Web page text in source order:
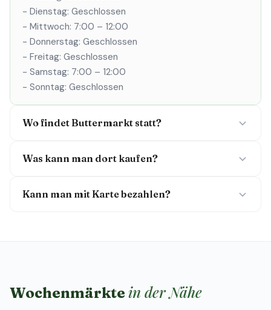
- Dienstag: Geschlossen
- Mittwoch: 7:00 – 12:00
- Donnerstag: Geschlossen
- Freitag: Geschlossen
- Samstag: 7:00 – 12:00
- Sonntag: Geschlossen
Wo findet Buttermarkt statt?
Was kann man dort kaufen?
Kann man mit Karte bezahlen?
Wochenmärkte in der Nähe